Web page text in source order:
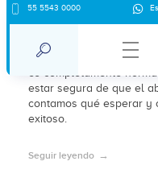
55 5543 0000
¿Cómo saber si
Si has decidido
es completamente
estar segura de que el
contamos qué esperar y
exitoso.
Seguir leyendo